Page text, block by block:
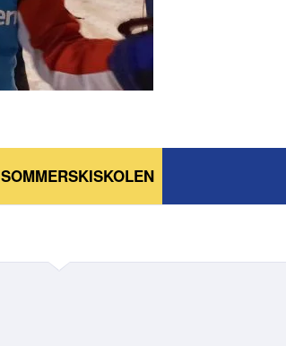
SOMMERSKISKOLEN